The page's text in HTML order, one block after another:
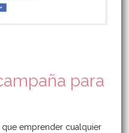
para
emprender cualquier